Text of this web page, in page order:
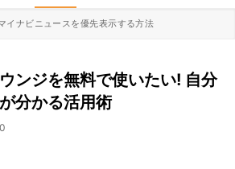
イナビニュースを優先表示する方法
ンジを無料で使いたい! 自分
分かる活用術